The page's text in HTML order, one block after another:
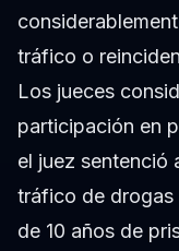
tráfico o
Los jueces
participación en
el juez sentenció
tráfico de drogas
de 10 años de